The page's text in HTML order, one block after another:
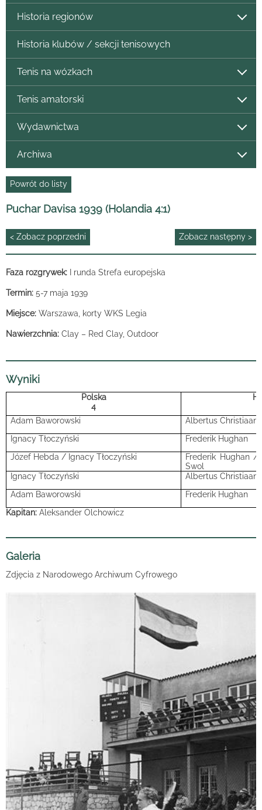
Historia regionów
Historia klubów / sekcji tenisowych
Tenis na wózkach
Tenis amatorski
Wydawnictwa
Archiwa
Powrót do listy
Puchar Davisa 1939 (Holandia 4:1)
< Zobacz poprzedni Zobacz następny >
Faza rozgrywek: I runda Strefa europejska
Termin: 5-7 maja 1939
Miejsce: Warszawa, korty WKS Legia
Nawierzchnia: Clay – Red Clay, Outdoor
Wyniki
Polska
4
Adam Baworowski
Albertus Christiaan
Ignacy Tłoczyński
Frederik Hughan
Józef Hebda / Ignacy Tłoczyński
Frederik Hughan /
Swol
Ignacy Tłoczyński
Albertus Christiaan
Adam Baworowski
Frederik Hughan
Kapitan: Aleksander Olchowicz
Galeria
Zdjęcia z Narodowego Archiwum Cyfrowego